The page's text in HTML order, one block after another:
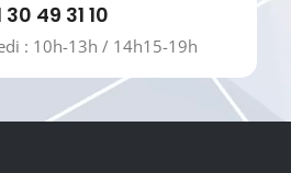
30 49 31 10
: 10h-13h / 14h15-19h